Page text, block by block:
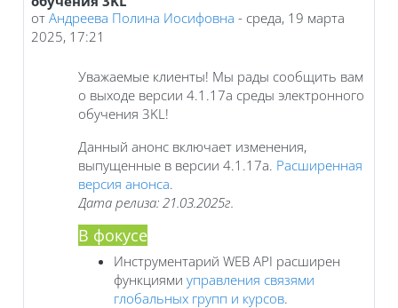
от Андреева Полина Иосифовна - среда, 19 марта
2025, 17:21
Уважаемые клиенты! Мы рады сообщить вам
о выходе версии 4.1.17a среды электронного
обучения 3KL!
Данный анонс включает изменения,
выпущенные в версии 4.1.17a. Расширенная
версия анонса.
Дата релиза: 21.03.2025г.
В фокусе
Инструментарий WEB API расширен
функциями управления связями
глобальных групп и курсов.